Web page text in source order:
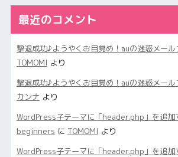
最近のコメント
撃退成功♪ようやくお目覚め！auの迷惑メール
TOMOMI より
撃退成功♪ようやくお目覚め！auの迷惑メール
カンナ より
WordPress子テーマに「header.php」を追加
beginners に TOMOMI より
WordPress子テーマに「header.php」を追加